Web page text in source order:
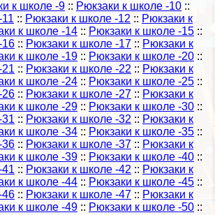
к школе -9 :: Рюкзаки к школе -10 ::
:: Рюкзаки к школе -12 :: Рюкзаки к
к школе -14 :: Рюкзаки к школе -15 ::
16 :: Рюкзаки к школе -17 :: Рюкзаки к
к школе -19 :: Рюкзаки к школе -20 ::
:: Рюкзаки к школе -22 :: Рюкзаки к
к школе -24 :: Рюкзаки к школе -25 ::
26 :: Рюкзаки к школе -27 :: Рюкзаки к
к школе -29 :: Рюкзаки к школе -30 ::
:: Рюкзаки к школе -32 :: Рюкзаки к
к школе -34 :: Рюкзаки к школе -35 ::
36 :: Рюкзаки к школе -37 :: Рюкзаки к
к школе -39 :: Рюкзаки к школе -40 ::
:: Рюкзаки к школе -42 :: Рюкзаки к
к школе -44 :: Рюкзаки к школе -45 ::
46 :: Рюкзаки к школе -47 :: Рюкзаки к
к школе -49 :: Рюкзаки к школе -50 ::